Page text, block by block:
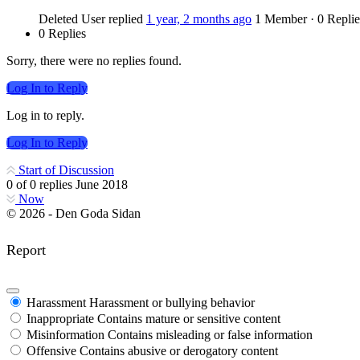
Deleted User replied 1 year, 2 months ago 1 Member · 0
0 Replies
Sorry, there were no replies found.
Log In to Reply
Log in to reply.
Log In to Reply
Start of Discussion
0 of0 replies June 2018
Now
© 2026 - Den Goda Sidan
Report
Harassment Harassment or bullying behavior
Inappropriate Contains mature or sensitive content
Misinformation Contains misleading or false information
Offensive Contains abusive or derogatory content